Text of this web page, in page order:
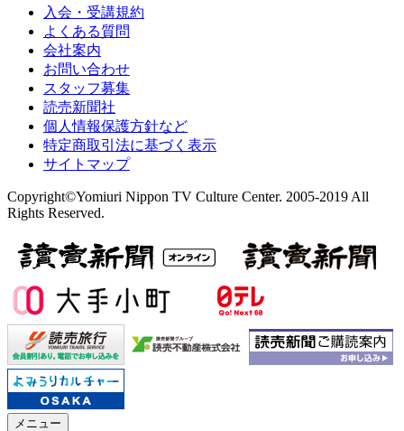
入会・受講規約
よくある質問
会社案内
お問い合わせ
スタッフ募集
読売新聞社
個人情報保護方針など
特定商取引法に基づく表示
サイトマップ
Copyright©Yomiuri Nippon TV Culture Center. 2005-2019 All
Rights Reserved.
メニュー